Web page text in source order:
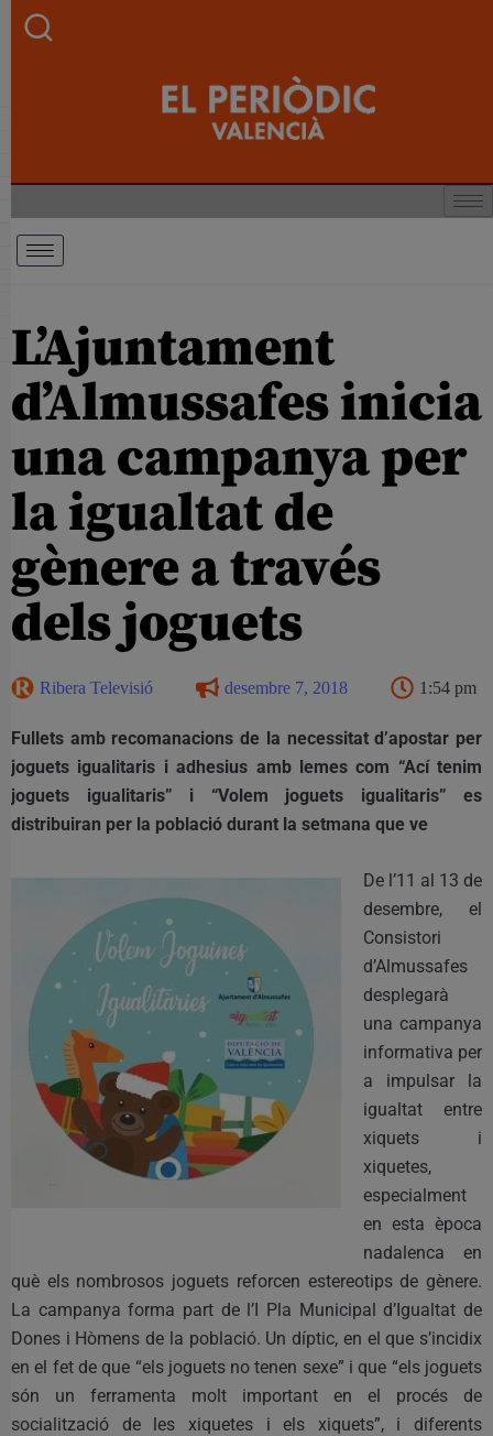
L’Ajuntament
d’Almussafes inicia
una campanya per
la igualtat de
gènere a través
dels joguets
Ribera Televisió desembre 7, 2018 1:54 pm
Fullets amb recomanacions de la necessitat d’apostar per
joguets igualitaris i adhesius amb lemes com “Ací tenim
joguets igualitaris” i “Volem joguets igualitaris” es
distribuiran per la població durant la setmana que ve
De l’11 al 13 de
desembre, el
Consistori
d’Almussafes
desplegarà
una campanya
informativa per
a impulsar la
igualtat entre
xiquets i
xiquetes,
especialment
en esta època
nadalenca en
què els nombrosos joguets reforcen estereotips de gènere.
La campanya forma part de l’I Pla Municipal d’Igualtat de
Dones i Hòmens de la població. Un díptic, en el que s’incidix
en el fet de que “els joguets no tenen sexe” i que “els joguets
són un ferramenta molt important en el procés de
socialització de les xiquetes i els xiquets”, i diferents